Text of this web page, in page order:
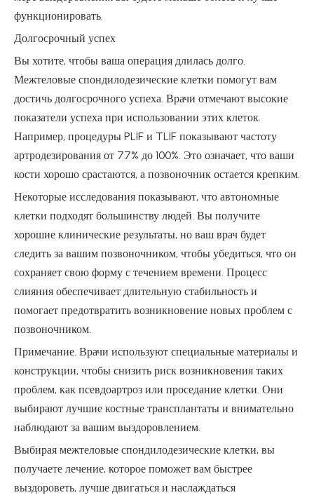
функционировать.
Долгосрочный успех
Вы хотите, чтобы ваша операция длилась долго.
Межтеловые спондилодезические клетки помогут вам
достичь долгосрочного успеха. Врачи отмечают высокие
показатели успеха при использовании этих клеток.
Например, процедуры PLIF и TLIF показывают частоту
артродезирования от 77% до 100%. Это означает, что ваши
кости хорошо срастаются, а позвоночник остается крепким.
Некоторые исследования показывают, что автономные
клетки подходят большинству людей. Вы получите
хорошие клинические результаты, но ваш врач будет
следить за вашим позвоночником, чтобы убедиться, что он
сохраняет свою форму с течением времени. Процесс
слияния обеспечивает длительную стабильность и
помогает предотвратить возникновение новых проблем с
позвоночником.
Примечание. Врачи используют специальные материалы и
конструкции, чтобы снизить риск возникновения таких
проблем, как псевдоартроз или проседание клетки. Они
выбирают лучшие костные трансплантаты и внимательно
наблюдают за вашим выздоровлением.
Выбирая межтеловые спондилодезические клетки, вы
получаете лечение, которое поможет вам быстрее
выздороветь, лучше двигаться и наслаждаться